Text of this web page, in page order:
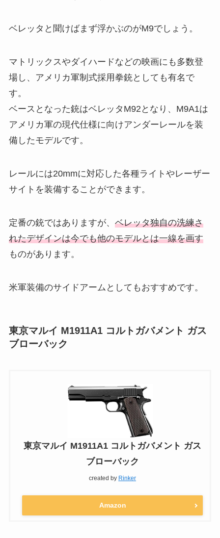
ベレッタと聞けばまず浮かぶのがM9でしょう。
マトリックスやダイハードなどの映画にも多数登
場し、アメリカ軍制式採用拳銃としても有名で
す。
ベースとなった銃はベレッタM92となり、M9A1は
アメリカ軍の現代仕様に向けアンダーレールを装
備したモデルです。
レールには20mmに対応した各種ライトやレーザー
サイトを装備することができます。
定番の銃ではありますが、 ベレッタ独自の洗練さ
れたデザインは今でも他のモデルとは一線を画す
ものがあります。
米軍装備のサイドアームとしてもおすすめです。
東京マルイ M1911A1 コルトガバメント ガス
ブローバック
東京マルイ M1911A1 コルトガバメント ガス
ブローバック
created by Rinker
Amazon